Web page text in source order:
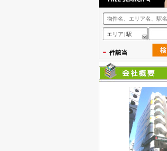
エリア| 駅
- 件該当